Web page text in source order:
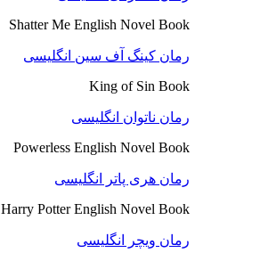
Shatter Me English Novel Book
رمان کینگ آف سین انگلیسی
King of Sin Book
رمان ناتوان انگلیسی
Powerless English Novel Book
رمان هری پاتر انگلیسی
Harry Potter English Novel Book
رمان ویچر انگلیسی